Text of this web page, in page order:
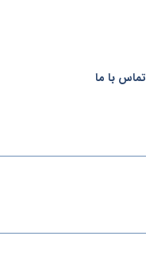
تماس با ما